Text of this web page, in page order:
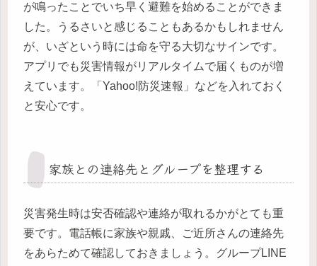
が鳴ったことでいち早く避難を始めることができま
した。うるさいと感じることもあるかもしれません
が、いざという時には命を守る大切なサインです。
アプリでも災害情報がリアルタイムで届くものが増
えています。「Yahoo!防災速報」などを入れておく
と安心です。
家族との連絡先とグループを整理する
災害発生時は安否確認や連絡が取れるかがとても重
要です。電話帳に家族や親戚、ご近所さんの連絡先
をあらためて確認しておきましょう。グループLINE